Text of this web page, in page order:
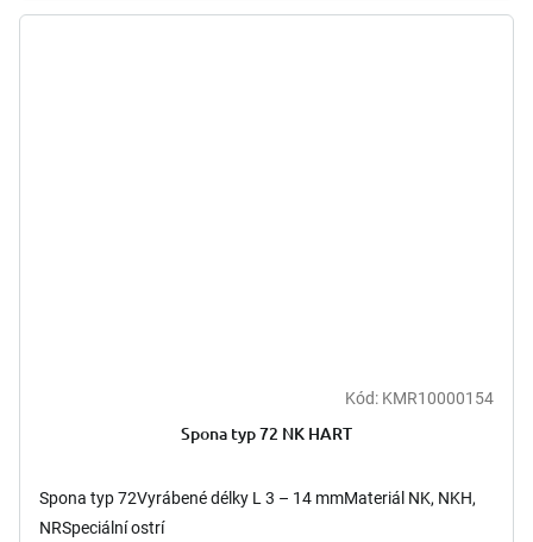
Kód: KMR10000154
Spona typ 72 NK HART
Spona typ 72Vyrábené délky L 3 – 14 mmMateriál NK, NKH,
NRSpeciální ostrí